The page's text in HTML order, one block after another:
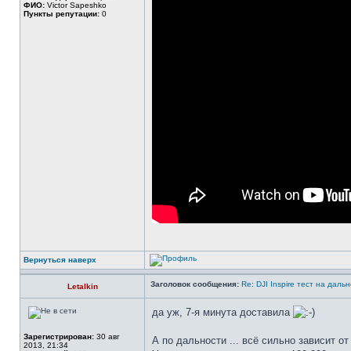
ФИО: Victor Sapeshko
Пункты репутации: 0
Вернуться наверх
Letalkin Заголовок сообщения: Re: DJI Inspire тест на
Зарегистрирован: 30 авг
2013, 21:34
да уж, 7-я минута доставила
А по дальности ... всё сильно зависит